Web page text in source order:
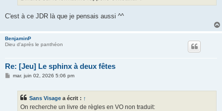
C'est à ce JDR là que je pensais aussi ^^
BenjaminP
Dieu d'après le panthéon
Re: [Jeu] Le sphinx à deux fêtes
Mmar. juin 02, 2026 5:06 pm
Sans Visage a écrit : ↑
On recherche un livre de règles en VO non traduit: